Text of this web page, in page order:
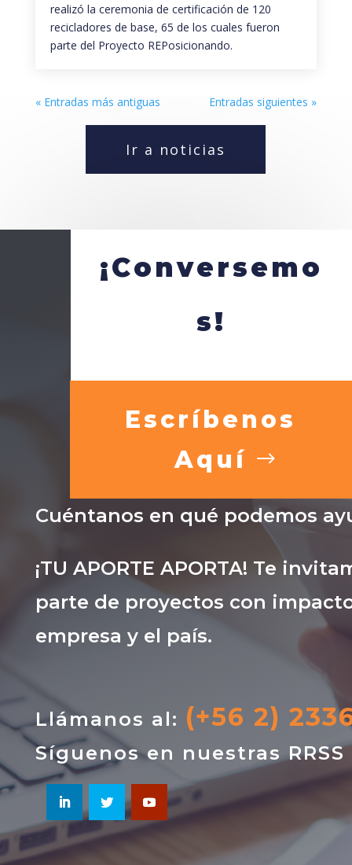
realizó la ceremonia de certificación de 120
recicladores de base, 65 de los cuales fueron
parte del Proyecto REPosicionando.
« Entradas más antiguas Entradas siguientes »
Ir a noticias
¡Conversemo
s!
Escríbenos
Aquí
Cuéntanos en qué podemos
¡TU APORTE APORTA! Te
parte de proyectos con
empresa y el país.
Llámanos al: (+56 2)
Síguenos en nuestras RRSS